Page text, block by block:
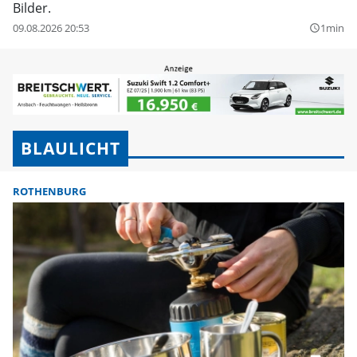
Bilder.
09.08.2026 20:53 query_builder1min
BLAULICHT
ROTHENBURG